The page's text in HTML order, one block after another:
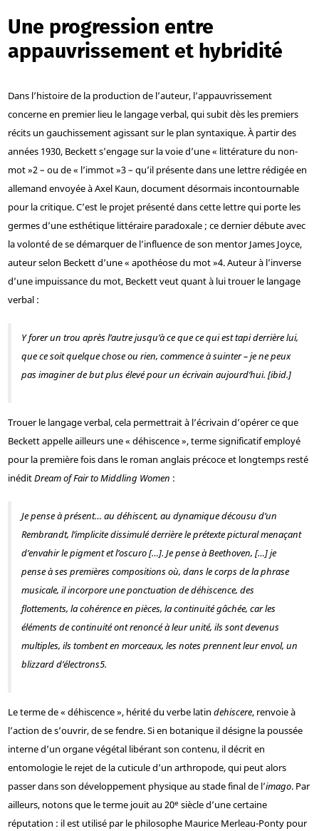
Une progression entre
appauvrissement et hybridité
Dans l’histoire de la production de l’auteur, l’appauvrissement
concerne en premier lieu le langage verbal, qui subit dès les premiers
récits un gauchissement agissant sur le plan syntaxique. À partir des
années 1930, Beckett s’engage sur la voie d’une « littérature du non-
mot »2– ou de « l’immot »3– qu’il présente dans une lettre rédigée en
allemand envoyée à Axel Kaun, document désormais incontournable
pour la critique. C’est le projet présenté dans cette lettre qui porte les
germes d’une esthétique littéraire paradoxale ; ce dernier débute avec
la volonté de se démarquer de l’influence de son mentor James Joyce,
auteur selon Beckett d’une « apothéose du mot »4. Auteur à l’inverse
d’une impuissance du mot, Beckett veut quant à lui trouer le langage
verbal :
Y forer un trou après l’autre jusqu’à ce que ce qui est tapi derrière lui,
que ce soit quelque chose ou rien, commence à suinter – je ne peux
pas imaginer de but plus élevé pour un écrivain aujourd’hui. [ibid.]
Trouer le langage verbal, cela permettrait à l’écrivain d’opérer ce que
Beckett appelle ailleurs une « déhiscence », terme significatif employé
pour la première fois dans le roman anglais précoce et longtemps resté
inéditDream of Fair to Middling Women :
Je pense à présent… au déhiscent, au dynamique décousu d’un
Rembrandt, l’implicite dissimulé derrière le prétexte pictural menaçant
d’envahir le pigment et l’oscuro […]. Je pense à Beethoven, […] je
pense à ses premières compositions où, dans le corps de la phrase
musicale, il incorpore une ponctuation de déhiscence, des
flottements, la cohérence en pièces, la continuité gâchée, car les
éléments de continuité ont renoncé à leur unité, ils sont devenus
multiples, ils tombent en morceaux, les notes prennent leur envol, un
blizzard d’électrons5.
Le terme de « déhiscence », hérité du verbe latin dehiscere, renvoie à
l’action de s’ouvrir, de se fendre. Si en botanique il désigne la poussée
interne d’un organe végétal libérant son contenu, il décrit en
entomologie le rejet de la cuticule d’un arthropode, qui peut alors
passer dans son développement physique au stade final de l’imago. Par
ailleurs, notons que le terme jouit au 20e siècle d’une certaine
réputation : il est utilisé par le philosophe Maurice Merleau-Ponty pour